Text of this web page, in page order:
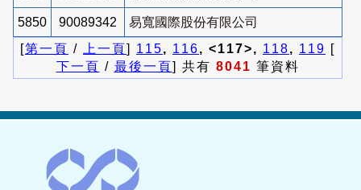
5850 90089342
易寬國際股份有限公司
[第一頁 / 上一頁] 115, 116, <117>, 118, 119 [
下一頁 / 最後一頁] 共有 8041 筆資料